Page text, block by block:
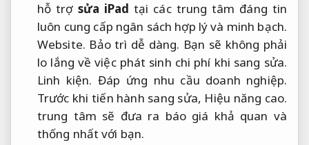
hỗ trợ sửa iPad tại các trung tâm đáng tin
luôn cung cấp ngân sách hợp lý và minh bạch.
Website. Bảo trì dễ dàng. Bạn sẽ không phải
lo lắng về việc phát sinh chi phí khi sang sửa.
Linh kiện. Đáp ứng nhu cầu doanh nghiệp.
Trước khi tiến hành sang sửa, Hiệu năng cao.
trung tâm sẽ đưa ra báo giá khả quan và
thống nhất với bạn.